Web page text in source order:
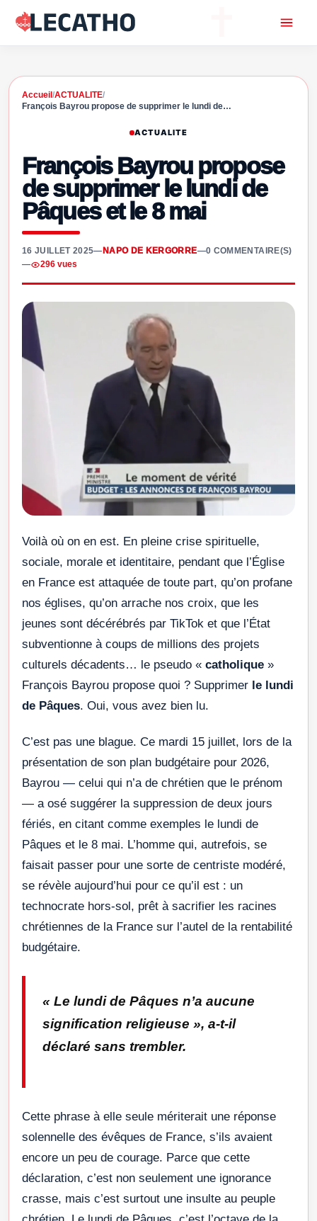
Accueil /ACTUALITE/
François Bayrou propose de supprimer le lundi de…
ACTUALITE
François Bayrou propose
de supprimer le lundi de
Pâques et le 8 mai
16 JUILLET 2025— NAPO DE KERGORRE—0 COMMENTAIRE(S)
—
296 vues
Voilà où on en est. En pleine crise spirituelle,
sociale, morale et identitaire, pendant que l’Église
en France est attaquée de toute part, qu’on profane
nos églises, qu’on arrache nos croix, que les
jeunes sont décérébrés par TikTok et que l’État
subventionne à coups de millions des projets
culturels décadents… le pseudo « catholique »
François Bayrou propose quoi ? Supprimer le lundi
de Pâques. Oui, vous avez bien lu.
C’est pas une blague. Ce mardi 15 juillet, lors de la
présentation de son plan budgétaire pour 2026,
Bayrou — celui qui n’a de chrétien que le prénom
— a osé suggérer la suppression de deux jours
fériés, en citant comme exemples le lundi de
Pâques et le 8 mai. L’homme qui, autrefois, se
faisait passer pour une sorte de centriste modéré,
se révèle aujourd’hui pour ce qu’il est : un
technocrate hors-sol, prêt à sacrifier les racines
chrétiennes de la France sur l’autel de la rentabilité
budgétaire.
« Le lundi de Pâques n’a aucune
signification religieuse », a-t-il
déclaré sans trembler.
Cette phrase à elle seule mériterait une réponse
solennelle des évêques de France, s’ils avaient
encore un peu de courage. Parce que cette
déclaration, c’est non seulement une ignorance
crasse, mais c’est surtout une insulte au peuple